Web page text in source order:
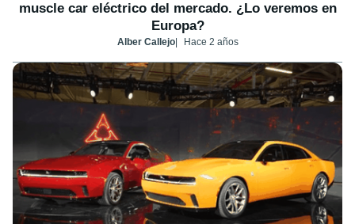
muscle car eléctrico del mercado. ¿Lo veremos en
Europa?
Alber Callejo Hace 2 años